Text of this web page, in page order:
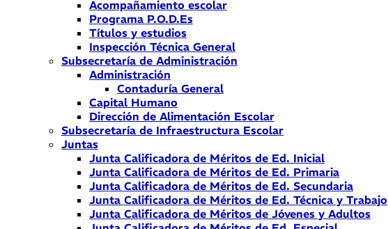
Acompañamiento escolar
Programa P.O.D.Es
Títulos y estudios
Inspección Técnica General
Subsecretaría de Administración
Administración
Contaduría General
Capital Humano
Dirección de Alimentación Escolar
Subsecretaría de Infraestructura Escolar
Juntas
Junta Calificadora de Méritos de Ed. Inicial
Junta Calificadora de Méritos de Ed. Primaria
Junta Calificadora de Méritos de Ed. Secundaria
Junta Calificadora de Méritos de Ed. Técnica y Trabajo
Junta Calificadora de Méritos de Jóvenes y Adultos